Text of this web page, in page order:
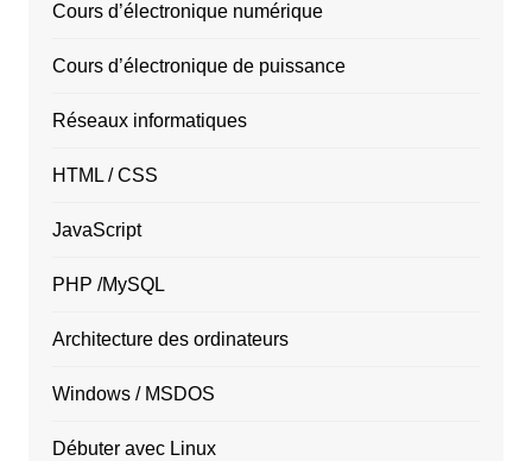
Cours d’électronique numérique
Cours d’électronique de puissance
Réseaux informatiques
HTML / CSS
JavaScript
PHP /MySQL
Architecture des ordinateurs
Windows / MSDOS
Débuter avec Linux